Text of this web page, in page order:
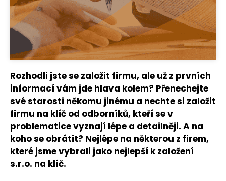
Rozhodli jste se založit firmu, ale už z prvních
informací vám jde hlava kolem? Přenechejte
své starosti někomu jinému a nechte si založit
firmu na klíč od odborníků, kteří se v
problematice vyznají lépe a detailněji. A na
koho se obrátit? Nejlépe na některou z firem,
které jsme vybrali jako nejlepší k založení
s.r.o. na klíč.